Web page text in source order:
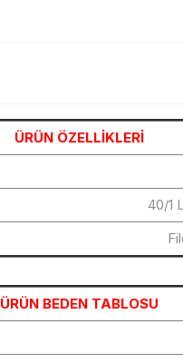
ÜRÜN ÖZELLİKLERİ
40/1
ÜRÜN BEDEN TABLOSU